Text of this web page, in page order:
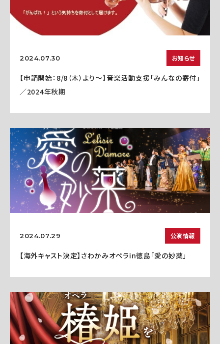
2024.07.30 お知らせ
【申請開始：8/8（木）より～】音楽活動支援「みんなの寄付」
／2024年秋期
2024.07.29 公演情報
【海外キャスト決定】さわかみオペラin徳島「愛の妙薬」